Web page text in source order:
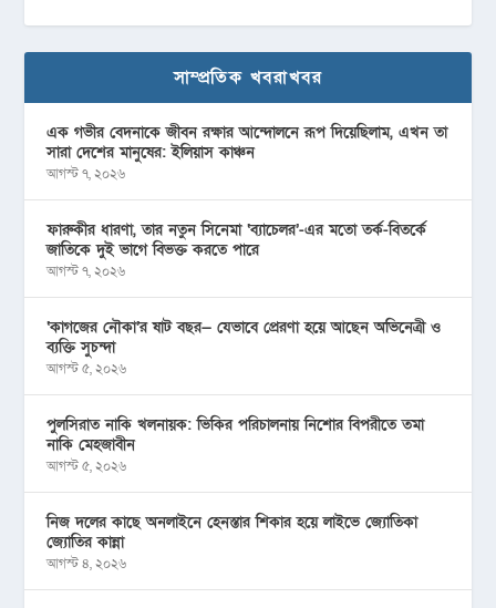
সাম্প্রতিক খবরাখবর
এক গভীর বেদনাকে জীবন রক্ষার আন্দোলনে রূপ দিয়েছিলাম, এখন তা
সারা দেশের মানুষের: ইলিয়াস কাঞ্চন
আগস্ট ৭, ২০২৬
ফারুকীর ধারণা, তার নতুন সিনেমা ‘ব্যাচেলর’-এর মতো তর্ক-বিতর্কে
জাতিকে দুই ভাগে বিভক্ত করতে পারে
আগস্ট ৭, ২০২৬
‘কাগজের নৌকা’র ষাট বছর— যেভাবে প্রেরণা হয়ে আছেন অভিনেত্রী ও
ব্যক্তি সুচন্দা
আগস্ট ৫, ২০২৬
পুলসিরাত নাকি খলনায়ক: ভিকির পরিচালনায় নিশোর বিপরীতে তমা
নাকি মেহজাবীন
আগস্ট ৫, ২০২৬
নিজ দলের কাছে অনলাইনে হেনস্তার শিকার হয়ে লাইভে জ্যোতিকা
জ্যোতির কান্না
আগস্ট ৪, ২০২৬